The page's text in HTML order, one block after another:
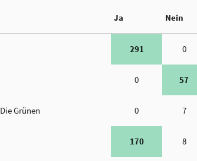
Ja Nein
291 0
0 57
Grünen 0 7
170 8